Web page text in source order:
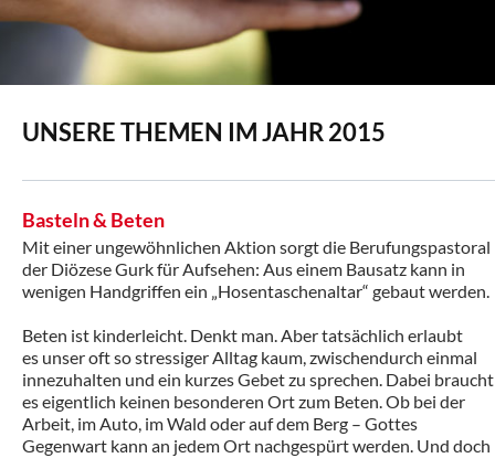
UNSERE THEMEN IM JAHR 2015
Basteln & Beten
Mit einer ungewöhnlichen Aktion sorgt die Berufungspastoral
der Diözese Gurk für Aufsehen: Aus einem Bausatz kann in
wenigen Handgriffen ein „Hosentaschenaltar“ gebaut werden.
Beten ist kinderleicht. Denkt man. Aber tatsächlich erlaubt
es unser oft so stressiger Alltag kaum, zwischendurch einmal
innezuhalten und ein kurzes Gebet zu sprechen. Dabei braucht
es eigentlich keinen besonderen Ort zum Beten. Ob bei der
Arbeit, im Auto, im Wald oder auf dem Berg – Gottes
Gegenwart kann an jedem Ort nachgespürt werden. Und doch